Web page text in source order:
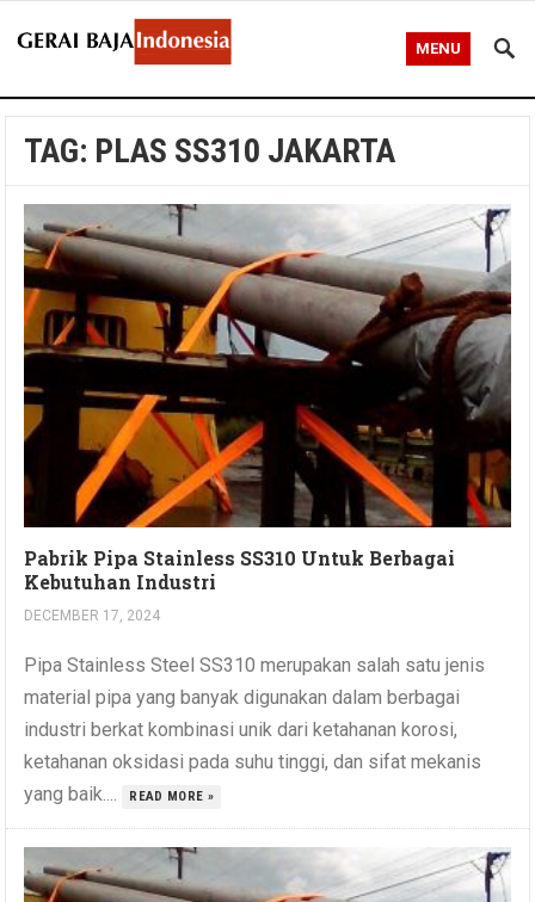
MENU
TAG: PLAS SS310 JAKARTA
Pabrik Pipa Stainless SS310 Untuk Berbagai
Kebutuhan Industri
DECEMBER 17, 2024
Pipa Stainless Steel SS310 merupakan salah satu jenis
material pipa yang banyak digunakan dalam berbagai
industri berkat kombinasi unik dari ketahanan korosi,
ketahanan oksidasi pada suhu tinggi, dan sifat mekanis
yang baik....
READ MORE »